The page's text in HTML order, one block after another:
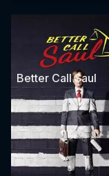
Better Call Saul